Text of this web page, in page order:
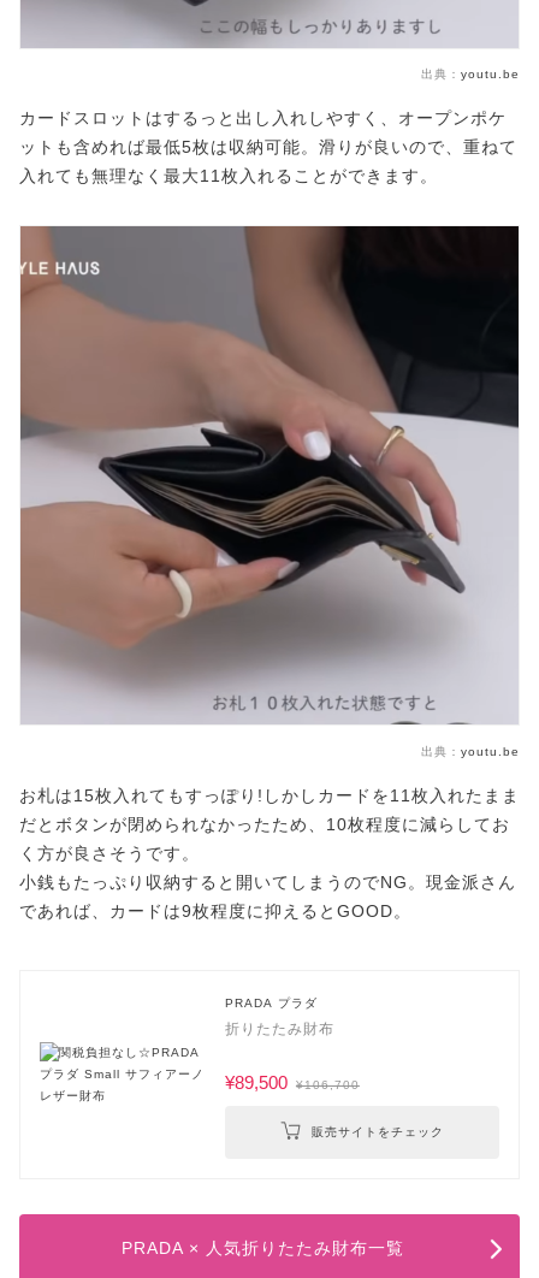
出典： youtu.be
カードスロットはするっと出し入れしやすく、オープンポケ
ットも含めれば最低5枚は収納可能。滑りが良いので、重ねて
入れても無理なく最大11枚入れることができます。
出典： youtu.be
お札は15枚入れてもすっぽり!しかしカードを11枚入れたまま
だとボタンが閉められなかったため、10枚程度に減らしてお
く方が良さそうです。
小銭もたっぷり収納すると開いてしまうのでNG。現金派さん
であれば、カードは9枚程度に抑えるとGOOD。
PRADA プラダ
折りたたみ財布
¥89,500 ¥106,700
販売サイトをチェック
PRADA × 人気折りたたみ財布一覧